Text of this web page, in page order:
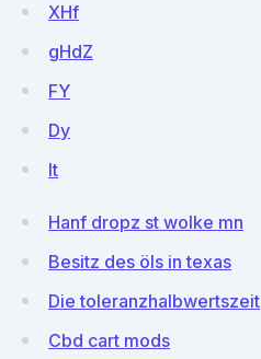
XHf
gHdZ
FY
Dy
lt
Hanf dropz st wolke mn
Besitz des öls in texas
Die toleranzhalbwertszeit
Cbd cart mods